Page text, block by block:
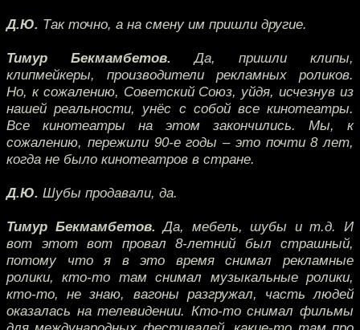
Д.Ю. Так точно, а на смену им пришли другие.
Тимур Бекмамбетов. Да, пришли клипы,
клипмейкеры, производители рекламных роликов.
Но, к сожалению, Советский Союз, уйдя, исчезнув из
нашей реальности, унёс с собой все кинотеатры.
Все кинотеатры на этом закончились. Мы, к
сожалению, пережили 90-е годы – это почти 8 лет,
когда не было кинотеатров в стране.
Д.Ю. Шубы продавали, да.
Тимур Бекмамбетов. Да, мебель, шубы и т.д. И
вот этот вот провал 8-летний был страшный,
потому что я в это время снимал рекламные
ролики, кто-то там снимал музыкальные ролики,
кто-то, не знаю, вагоны разгружал, часть людей
оказалась на телевидении. Кто-то снимал фильмы